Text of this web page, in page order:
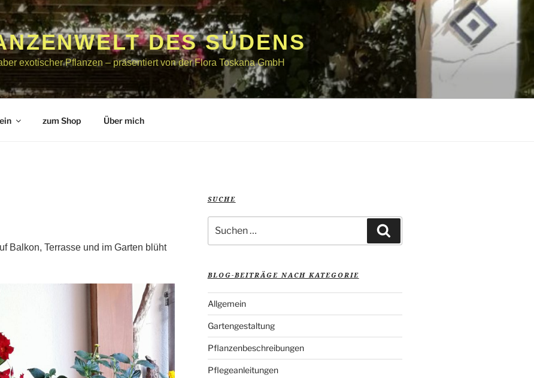
DES SÜDENS
exotischer Pflanzen – präsentiert von der Flora Toskana GmbH
zum Shop Über mich
Balkon, Terrasse und im Garten blüht
SUCHE
nach:
BLOG-BEITRÄGE NACH KATEGORIE
Allgemein
Gartengestaltung
Pflanzenbeschreibungen
Pflegeanleitungen